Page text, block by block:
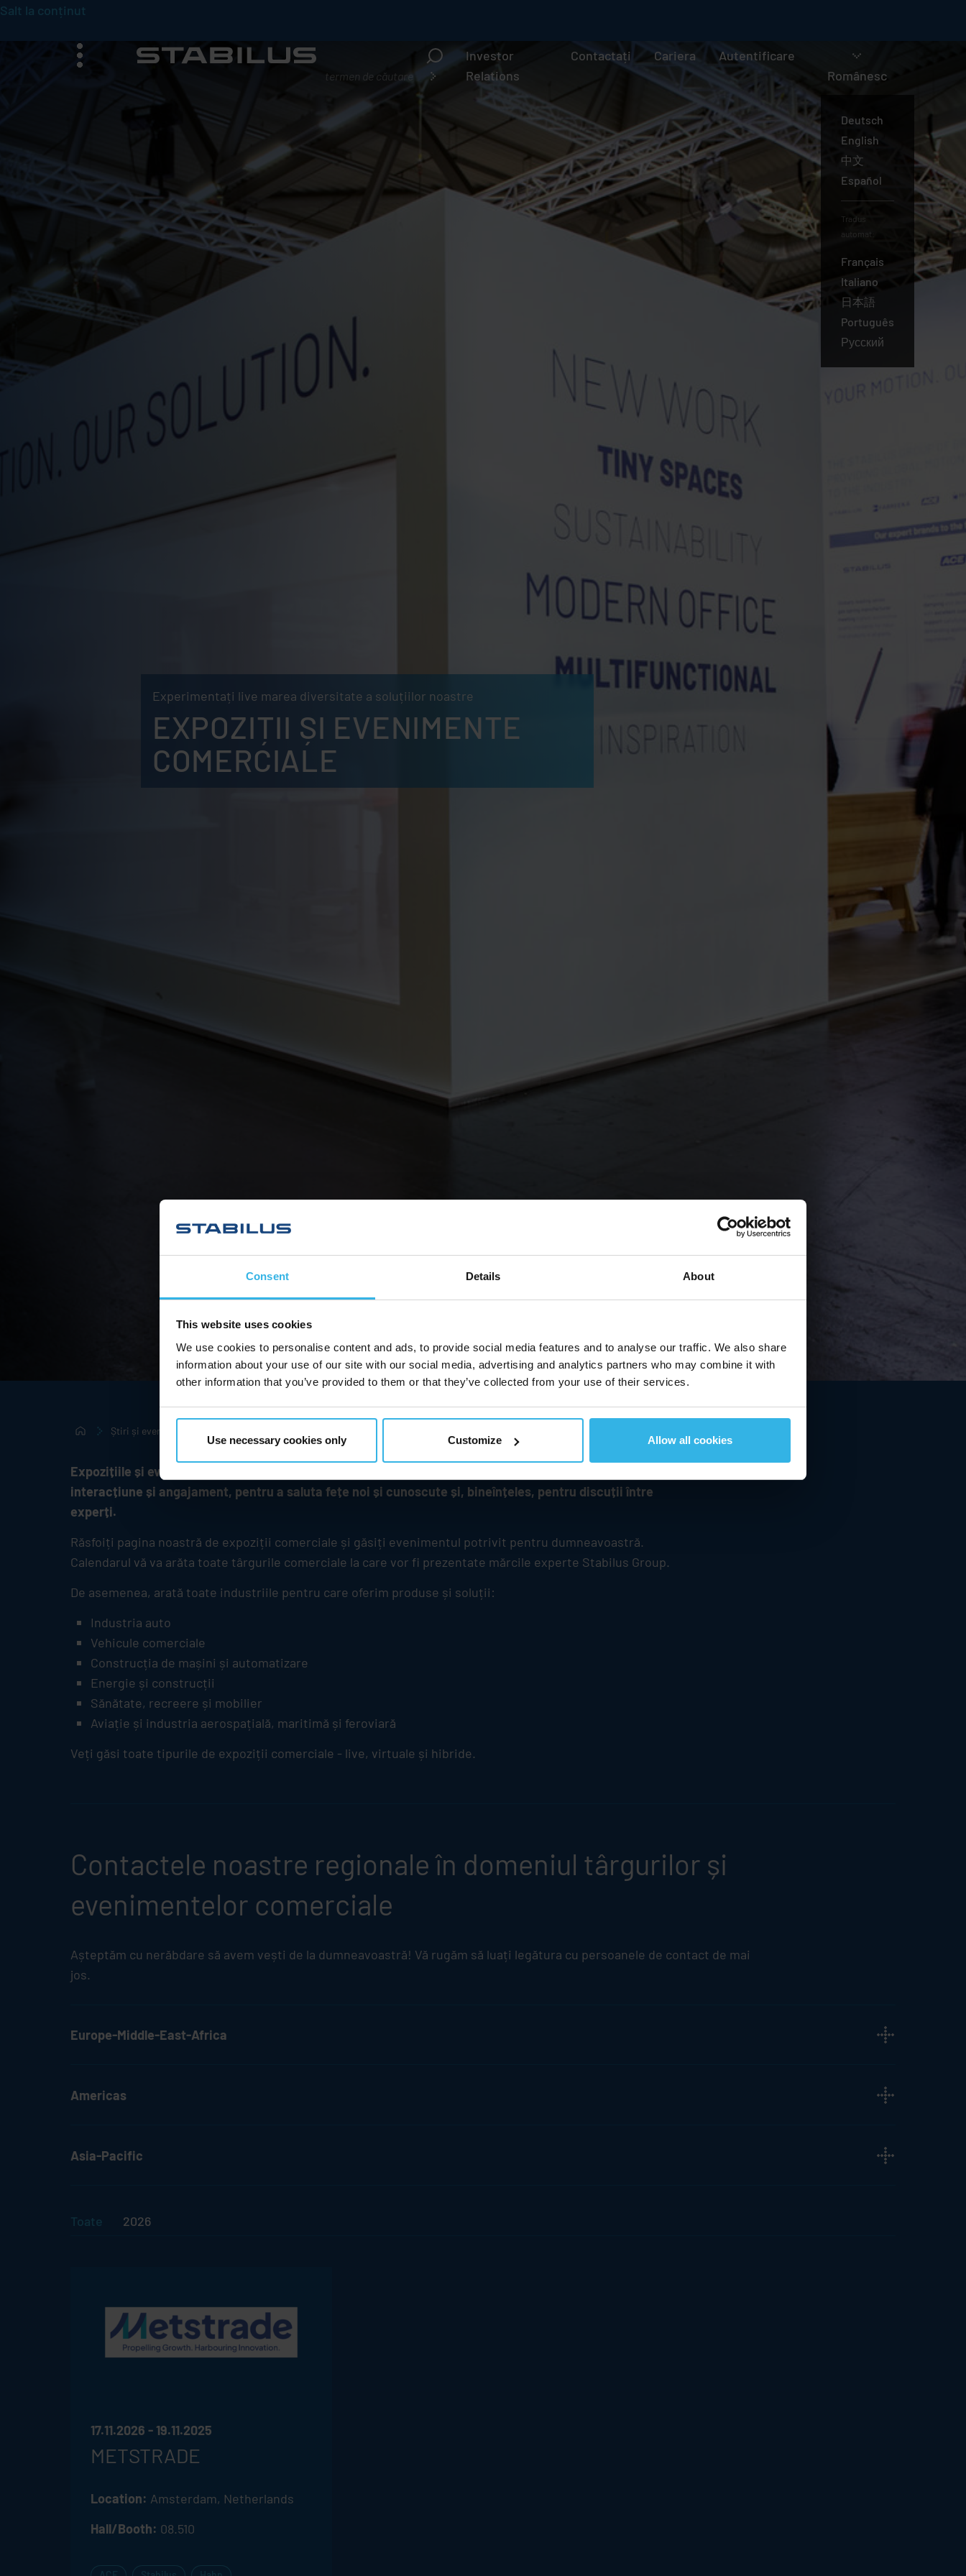
Consent Details About
This website uses cookies
We use cookies to personalise content and ads, to provide social media features and to analyse our traffic. We also share
information about your use of our site with our social media, advertising and analytics partners who may combine it with
other information that you’ve provided to them or that they’ve collected from your use of their services.
Use necessary cookies only Customize Allow all cookies
Salt la conținut
meniu
Ce
Investor
Relations
Contactați Cariera
Autentificare
Românesc
Deutsch
English
中文
Español
Tradus
automat:
Français
Italiano
日本語
Português
Русский
Experimentați live marea diversitate a soluțiilor noastre
EXPOZIȚII ȘI EVENIMENTE
COMERCIALE
Știri și evenimente
Expozițiile și evenimentele comerciale au fost și vor fi întotdeauna un magnet pentru informații,
interacțiune și angajament, pentru a saluta fețe noi și cunoscute și, bineînțeles, pentru discuții între
experți.
Răsfoiți pagina noastră de expoziții comerciale și găsiți evenimentul potrivit pentru dumneavoastră.
Calendarul vă va arăta toate târgurile comerciale la care vor fi prezentate mărcile experte Stabilus Group.
De asemenea, arată toate industriile pentru care oferim produse și soluții:
Industria auto
Vehicule comerciale
Construcția de mașini și automatizare
Energie și construcții
Sănătate, recreere și mobilier
Aviație și industria aerospațială, maritimă și feroviară
Veți găsi toate tipurile de expoziții comerciale - live, virtuale și hibride.
Contactele noastre regionale în domeniul târgurilor și
evenimentelor comerciale
Așteptăm cu nerăbdare să avem vești de la dumneavoastră! Vă rugăm să luați legătura cu persoanele de contact de mai
jos.
Europe-Middle-East-Africa
Americas
Asia-Pacific
Toate 2026
17.11.2026 - 19.11.2025
METSTRADE
Location: Amsterdam, Netherlands
Hall/Booth: 08.510
17,18 EUR